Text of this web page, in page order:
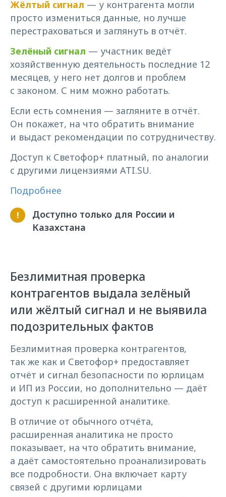
Жёлтый сигнал — у контрагента могли
просто измениться данные, но лучше
перестраховаться и заглянуть в отчёт.
Зелёный сигнал — участник ведёт
хозяйственную деятельность последние 12
месяцев, у него нет долгов и проблем
с законом. С ним можно работать.
Если есть сомнения — загляните в отчёт.
Он покажет, на что обратить внимание
и выдаст рекомендации по сотрудничеству.
Доступ к Светофор+ платный, по аналогии
с другими лицензиями ATI.SU.
Подробнее
!
Доступно только для России и
Казахстана
Безлимитная проверка
контрагентов выдала зелёный
или жёлтый сигнал и не выявила
подозрительных фактов
Безлимитная проверка контрагентов,
так же как и Светофор+ предоставляет
отчёт и сигнал безопасности по юрлицам
и ИП из России, но дополнительно — даёт
доступ к расширенной аналитике.
В отличие от обычного отчёта,
расширенная аналитика не просто
показывает, на что обратить внимание,
а даёт самостоятельно проанализировать
все подробности. Она включает карту
связей с другими юрлицами
Интерактивный тренажёр из 9
частей, в котором вам предстоит
помочь логисту Андрею
не поддаться на уловки
мошенников
Андрей против
мошенников:
приёмы безопасных
Перевозчикам